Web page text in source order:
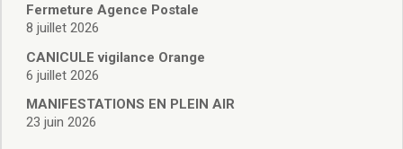
Budgets
Budget de Fonctionnement
Budget d’Investissement
Conseils municipaux
Règlement du conseil municipal
Déliberations 2026
Fermeture Agence Postale
8 juillet 2026
CANICULE vigilance Orange
6 juillet 2026
MANIFESTATIONS EN PLEIN AIR
23 juin 2026